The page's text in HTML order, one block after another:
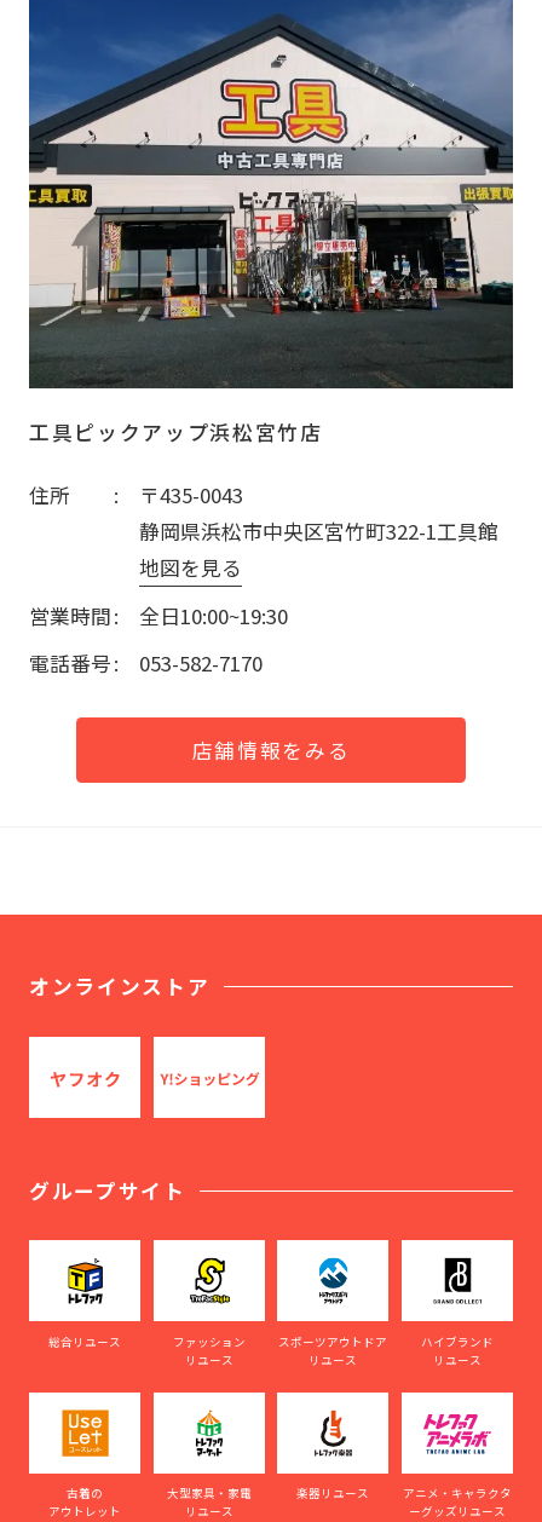
工具ピックアップ浜松宮竹店
住所
〒435-0043
静岡県浜松市中央区宮竹町322-1工具館
地図を見る
営業時間
全日10:00~19:30
電話番号
053-582-7170
店舗情報をみる
オンラインストア
グループサイト
総合リユース
ファッション
リユース
スポーツアウトドア
リユース
ハイブランド
リユース
古着の
アウトレット
大型家具・家電
リユース
楽器リユース
アニメ・キャラクタ
ーグッズリユース